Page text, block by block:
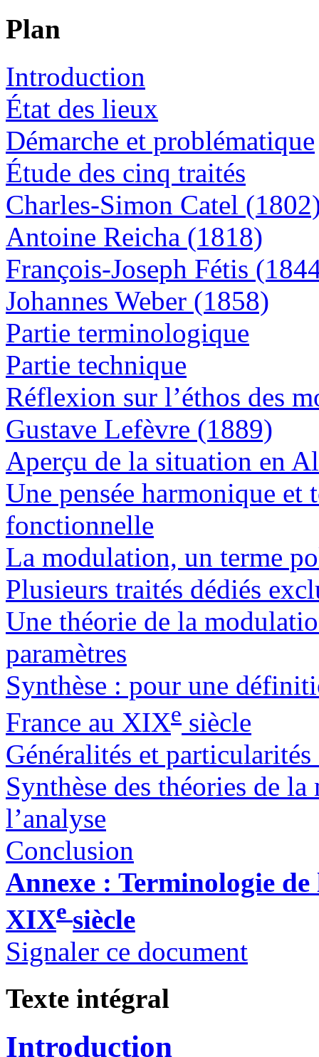
Plan
Introduction
État des lieux
Démarche et problématique
Étude des cinq traités
Charles-Simon Catel
Antoine Reicha (1818)
François-Joseph Fétis
Johannes Weber (1858)
Partie terminologique
Partie technique
Réflexion sur l’éthos des
Gustave Lefèvre (1889)
Aperçu de la situation en
Une pensée harmonique et
fonctionnelle
La modulation, un terme
Plusieurs traités dédiés
Une théorie de la
paramètres
Synthèse : pour une
France au XIXe siècle
Généralités et
Synthèse des théories de
l’analyse
Conclusion
Annexe : Terminologie
XIXe siècle
Signaler ce document
Texte intégral
Introduction